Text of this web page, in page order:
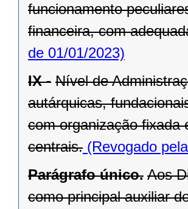
funcionamento
financeira, com
de 01/01/2023)
IX - Nível de
autárquicas,
com organização fixada
centrais. (Revogado
Parágrafo único. Aos
como principal auxiliar